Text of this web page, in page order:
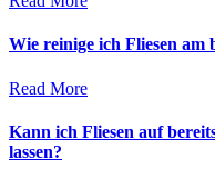
Wie reinige ich Fliesen am
Read More
Kann ich Fliesen auf
lassen?